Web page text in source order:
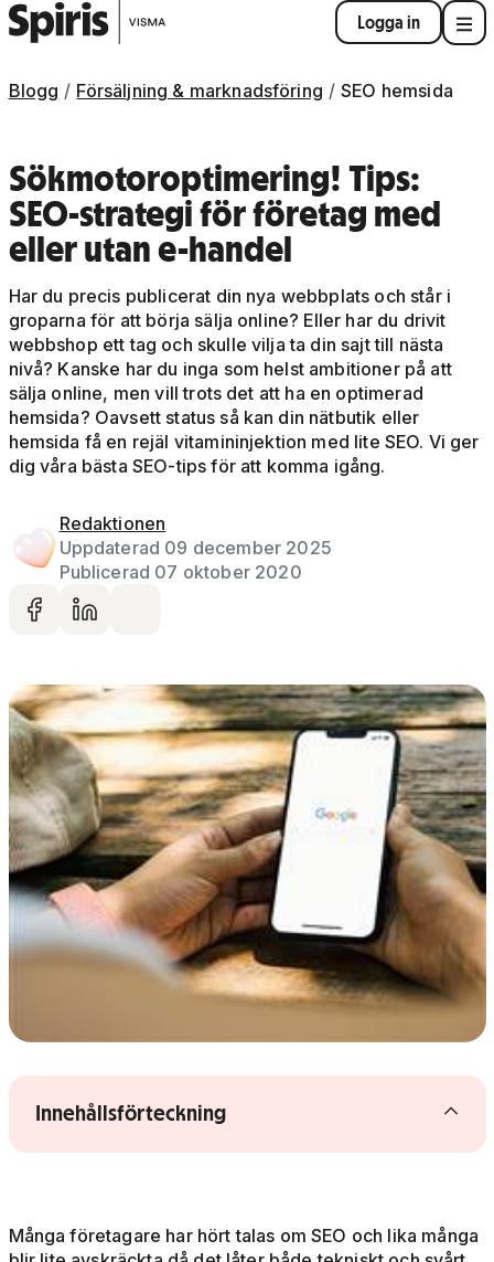
Logga in
Blogg Försäljning & marknadsföring SEO hemsida
Sökmotoroptimering! Tips:
SEO-strategi för företag med
eller utan e-handel
Har du precis publicerat din nya webbplats och står i
groparna för att börja sälja online? Eller har du drivit
webbshop ett tag och skulle vilja ta din sajt till nästa
nivå? Kanske har du inga som helst ambitioner på att
sälja online, men vill trots det att ha en optimerad
hemsida? Oavsett status så kan din nätbutik eller
hemsida få en rejäl vitamininjektion med lite SEO. Vi ger
dig våra bästa SEO-tips för att komma igång.
Redaktionen
Uppdaterad 09 december 2025
Publicerad 07 oktober 2020
Dela på facebook
Dela på LinkedIn
Gå vidare till artikelns
innehåll
Visa/dölj innehållsförteckning
Innehållsförteckning
Många företagare har hört talas om SEO och lika många